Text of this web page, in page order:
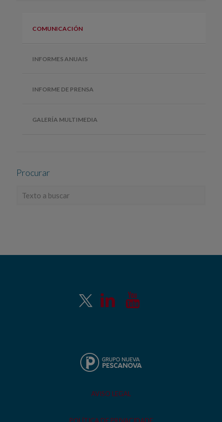
COMUNICACIÓN
INFORMES ANUAIS
INFORME DE PRENSA
GALERÍA MULTIMEDIA
Procurar
AVISO LEGAL